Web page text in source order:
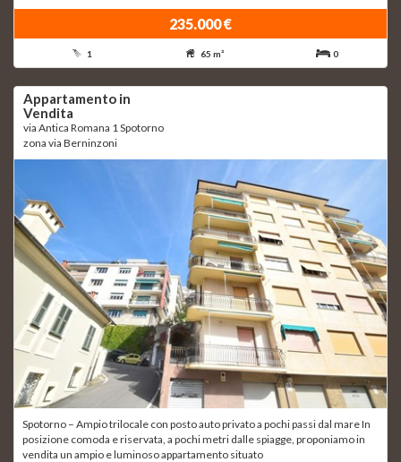
235.000 €
1 65 m² 0
Appartamento in
Vendita
via Antica Romana 1 Spotorno
zona via Berninzoni
Spotorno – Ampio trilocale con posto auto privato a pochi passi dal mare In
posizione comoda e riservata, a pochi metri dalle spiagge, proponiamo in
vendita un ampio e luminoso appartamento situato